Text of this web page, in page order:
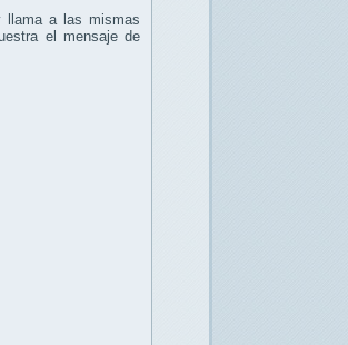
llama a las mismas
el mensaje de